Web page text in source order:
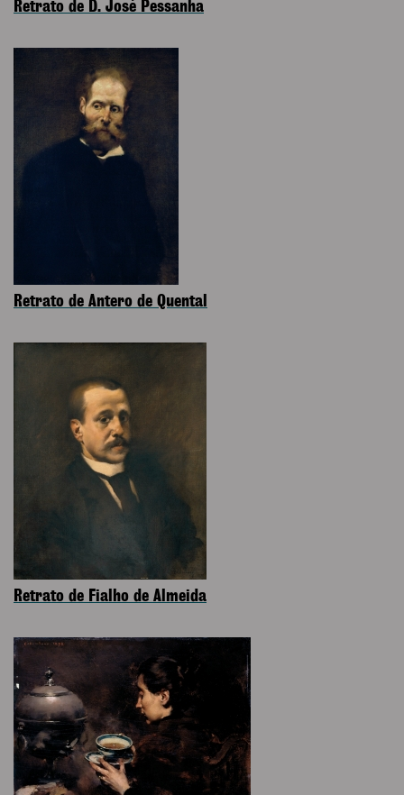
Retrato de D. José Pessanha
Retrato de Antero de Quental
Retrato de Fialho de Almeida